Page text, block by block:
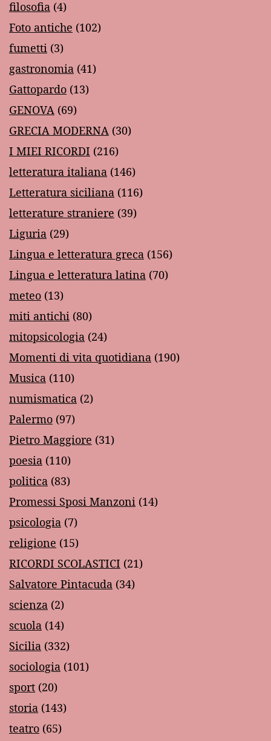
filosofia (4)
Foto antiche (102)
fumetti (3)
gastronomia (41)
Gattopardo (13)
GENOVA (69)
GRECIA MODERNA (30)
I MIEI RICORDI (216)
letteratura italiana (146)
Letteratura siciliana (116)
letterature straniere (39)
Liguria (29)
Lingua e letteratura greca (156)
Lingua e letteratura latina (70)
meteo (13)
miti antichi (80)
mitopsicologia (24)
Momenti di vita quotidiana (190)
Musica (110)
numismatica (2)
Palermo (97)
Pietro Maggiore (31)
poesia (110)
politica (83)
Promessi Sposi Manzoni (14)
psicologia (7)
religione (15)
RICORDI SCOLASTICI (21)
Salvatore Pintacuda (34)
scienza (2)
scuola (14)
Sicilia (332)
sociologia (101)
sport (20)
storia (143)
teatro (65)